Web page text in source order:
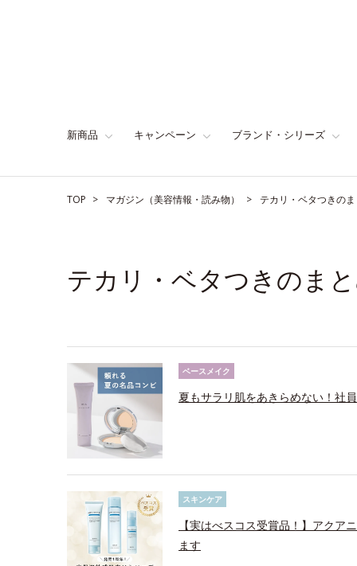
新商品 キャンペーン ブランド・シリーズ
TOP マガジン（美容情報・読み物） テカリ・ベタつきの
テカリ・ベタつきのま
ベースメイク
夏もサラリ肌をあきらめない！社
スキンケア
【実はべスコス受賞品！】アクア
ます